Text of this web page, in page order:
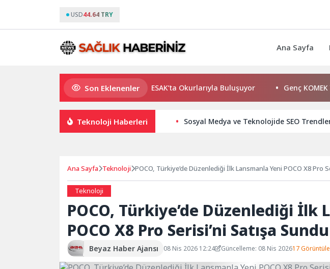
USD44.64 TRY
Ana Sayfa
Son Eklenenler
Usta Yazar Burhan Sönmez TESAK’ta Okurlarıyla Buluşuyor Genç KOMEK Yaz
Teknoloji Haberleri Sosyal Medya ve Teknolojide SEO
Ana Sayfa Teknoloji POCO, Türkiye’de Düzenlediği İlk Lansmanla Yeni POCO X8 Pro
Teknoloji
POCO, Türkiye’de Düzenlediği İlk
POCO X8 Pro Serisi’ni Satışa Sundu
Beyaz Haber Ajansı 08 Nis 2026 12:24 Güncelleme: 08 Nis 202617